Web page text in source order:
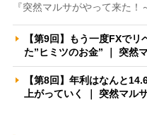
『突然マルサがやって来た！
【第9回】もう一度FXで
た”ヒミツのお金” ｜ 突然
【第8回】年利はなんと
上がっていく ｜ 突然マル